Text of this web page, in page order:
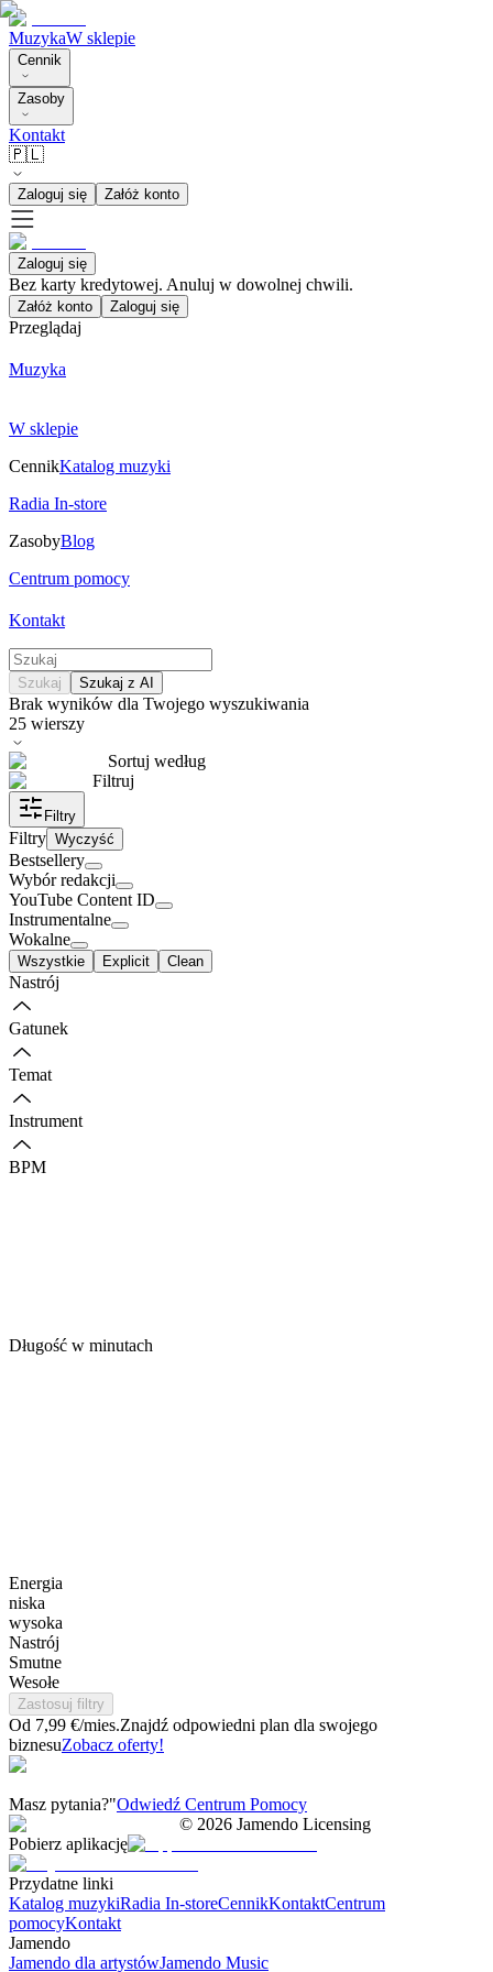
MuzykaW sklepie
Cennik
Zasoby
Kontakt
🇵🇱
Zaloguj się Załóż konto
Zaloguj się
Bez karty kredytowej. Anuluj w dowolnej chwili.
Załóż konto Zaloguj się
Przeglądaj
Muzyka
W sklepie
CennikKatalog muzyki
Radia In-store
ZasobyBlog
Centrum pomocy
Kontakt
Szukaj Szukaj z AI
Brak wyników dla Twojego wyszukiwania
25 wierszy
Sortuj według
Filtruj
Filtry
Filtry Wyczyść
Bestsellery
Wybór redakcji
YouTube Content ID
Instrumentalne
Wokalne
Wszystkie Explicit Clean
Nastrój
Gatunek
Temat
Instrument
BPM
Długość w minutach
Energia
niska
wysoka
Nastrój
Smutne
Wesołe
Zastosuj filtry
Od 7,99 €/mies.Znajdź odpowiedni plan dla swojego
biznesuZobacz oferty!
Masz pytania?"Odwiedź Centrum Pomocy
© 2026 Jamendo Licensing
Pobierz aplikację
Przydatne linki
Katalog muzykiRadia In-storeCennikKontaktCentrum
pomocyKontakt
Jamendo
Jamendo dla artystówJamendo Music